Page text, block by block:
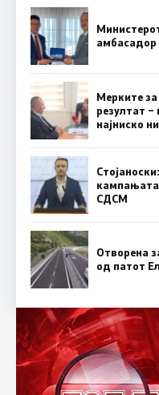
амбасадор
Мерките
резултат –
најниско
кампањата
СДСM
Отворена
од патот